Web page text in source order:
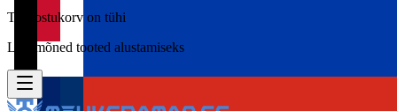
Teie ostukorv on tühi
Lisa mõned tooted alustamiseks